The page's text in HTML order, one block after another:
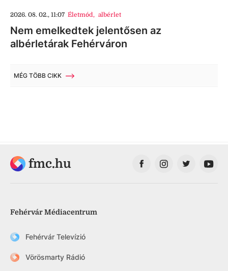
2026. 08. 02., 11:07 Életmód, albérlet
Nem emelkedtek jelentősen az
albérletárak Fehérváron
MÉG TÖBB CIKK
fmc.hu
Fehérvár Médiacentrum
Fehérvár Televízió
Vörösmarty Rádió